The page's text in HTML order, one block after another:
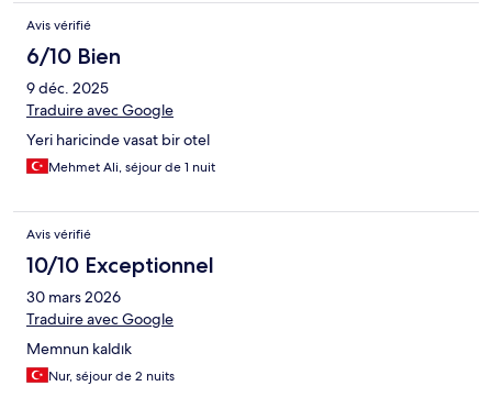
Avis vérifié
6/10 Bien
9 déc. 2025
Traduire avec Google
Yeri haricinde vasat bir otel
Mehmet Ali, séjour de 1 nuit
Avis vérifié
10/10 Exceptionnel
30 mars 2026
Traduire avec Google
Memnun kaldık
Nur, séjour de 2 nuits